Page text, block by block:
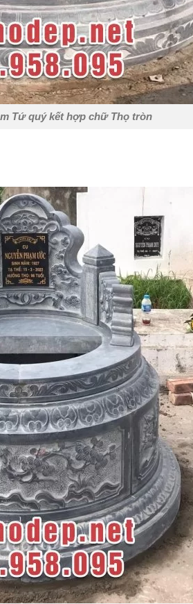
Tứ quý kết hợp chữ Thọ tròn